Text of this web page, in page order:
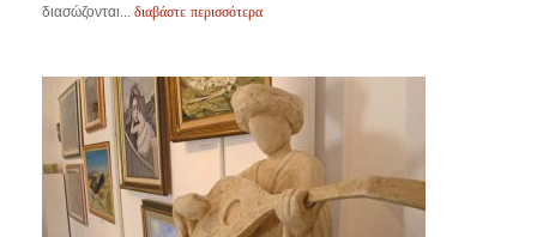
διασώζονται... διαβάστε περισσότερα